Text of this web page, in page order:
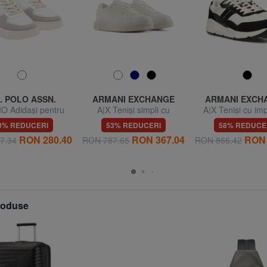
POLO ASSN.
Adidași pentru
bărbați
REDUCERI
RON 280.40
ARMANI EXCHANGE
A|X Teniși simpli cu
cusături
53% REDUCERI
RON 787.65 RON 367.04
ARMANI
A|X Teniși cu
lateral al
58%
RON 866.42